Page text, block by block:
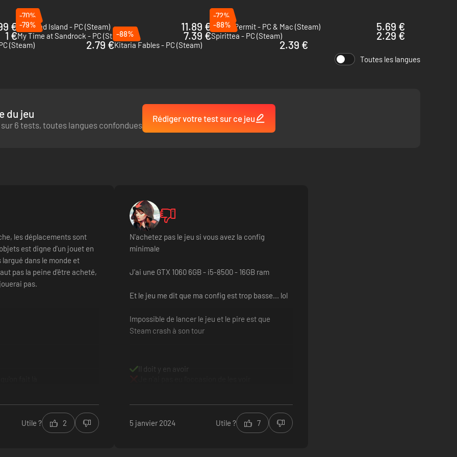
divins de l'île !
reconstituez l'histoire des anciennes sorcières qui remonte aux mythes de l'ancienne civilisation Kaoh !
en don au musée de Barrow End !
améliorer vos compétences, protéger vos récoltes ou vous permettre de communiquer avec l'Académie des Sorcières.
€
-70%
Starsand Island - PC (Steam)
11.89 €
-72%
Potion Permit - PC & Mac (Steam)
5.69 €
1 €
-79%
My Time at Sandrock - PC (Steam)
7.39 €
-88%
Spirittea - PC (Steam)
2.29 €
(Steam)
2.79 €
-88%
Kitaria Fables - PC (Steam)
2.39 €
Toutes les langues
du jeu
sur 6 tests, toutes langues confondues
Rédiger votre test sur ce jeu
les déplacements sont
est digne d'un jouet en
dans le monde et
pas la peine d'être acheté,
pas.
Utile ? 2
N'achetez pas le jeu si vous avez la config
minimale
J'ai une GTX 1060 6GB - i5-8500 - 16GB ram
Et le jeu me dit que ma config est trop basse... lol
Impossible de lancer le jeu et le pire est que
Steam crash à son tour
Il doit y en avoir
5 janvier 2024 Utile ? 7